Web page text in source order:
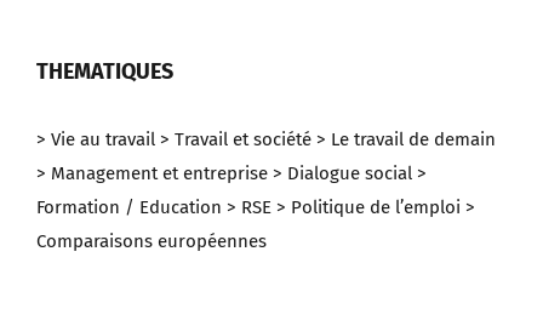
THEMATIQUES
> Vie au travail > Travail et société > Le travail de demain
> Management et entreprise > Dialogue social >
Formation / Education > RSE > Politique de l’emploi >
Comparaisons européennes